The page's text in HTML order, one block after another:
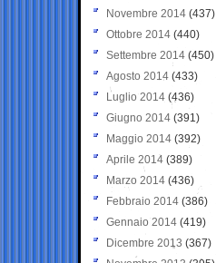
Novembre 2014 (437)
Ottobre 2014 (440)
Settembre 2014 (450)
Agosto 2014 (433)
Luglio 2014 (436)
Giugno 2014 (391)
Maggio 2014 (392)
Aprile 2014 (389)
Marzo 2014 (436)
Febbraio 2014 (386)
Gennaio 2014 (419)
Dicembre 2013 (367)